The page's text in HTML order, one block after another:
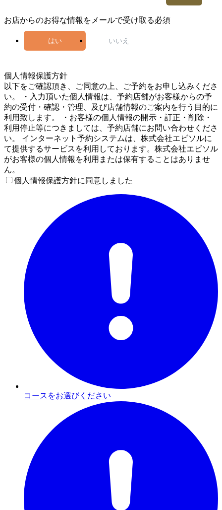
お店からのお得な情報をメールで受け取る必須
はい いいえ
個人情報保護方針
以下をご確認頂き、ご同意の上、ご予約をお申し込みくださ
い。 ・入力頂いた個人情報は、予約店舗がお客様からの予
約の受付・確認・管理、及び店舗情報のご案内を行う目的に
利用致します。 ・お客様の個人情報の開示・訂正・削除・
利用停止等につきましては、予約店舗にお問い合わせくださ
い。 インターネット予約システムは、株式会社エビソルに
て提供するサービスを利用しております。株式会社エビソル
がお客様の個人情報を利用または保有することはありませ
ん。
個人情報保護方針に同意しました
コースをお選びください